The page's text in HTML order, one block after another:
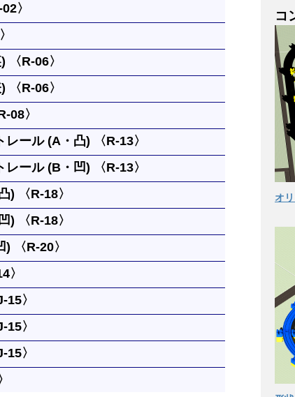
る長さです。
〉
す。
です。円には８本必要です。
〈R-06〉
で上げられます。両面使う事ができます。
方向に向かって凸を表として区別していま
〈R-06〉
で上げられます。両面使う事ができます。
方向に向かって凸を表として区別していま
08〉
の切替で停車・発車を切り替えられます。
ール (A・凸) 〈R-13〉
す。
ール (B・凹) 〈R-13〉
す。
) 〈R-18〉
ルです。ブロック橋脚１個の高さに上げる
) 〈R-18〉
ルです。ブロック橋脚１個の高さに上げる
〈R-20〉
。つなぎ目が凸凸、凸凹、凹凹になった３
〉
。上に何段も重ねることができます。
〉
るとブロック橋脚の代わりになります。
〉
るとブロック橋脚の代わりになります。
〉
コ
オ